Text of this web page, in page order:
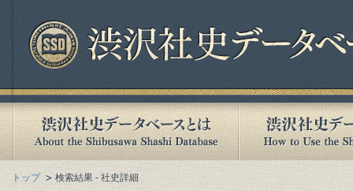
トップ 検索結果 - 社史詳細